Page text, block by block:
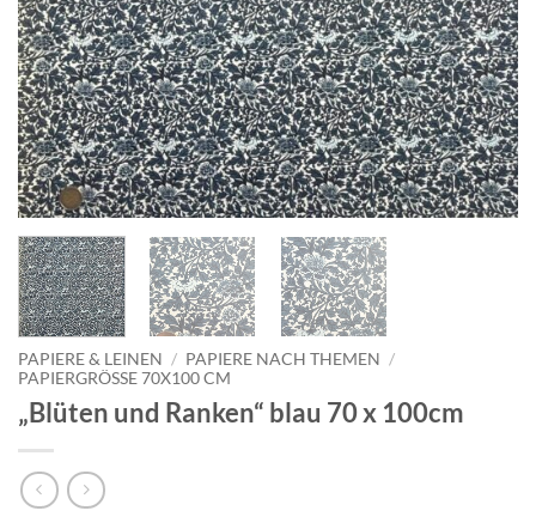
PAPIERE & LEINEN / PAPIERE NACH THEMEN /
PAPIERGRÖSSE 70X100 CM
„Blüten und Ranken“ blau 70 x 100cm